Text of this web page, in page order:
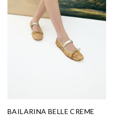
BAILARINA BELLE CREME